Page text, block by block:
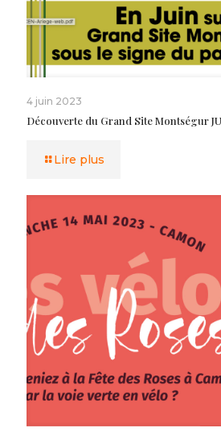
4 juin 2023
Découverte du Grand Site Montségur
Lire plus